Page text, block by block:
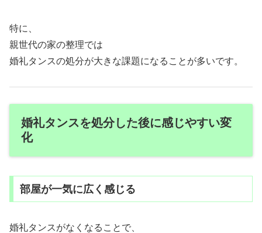
特に、
親世代の家の整理では
婚礼タンスの処分が大きな課題になることが多いです。
婚礼タンスを処分した後に感じやすい変
化
部屋が一気に広く感じる
婚礼タンスがなくなることで、